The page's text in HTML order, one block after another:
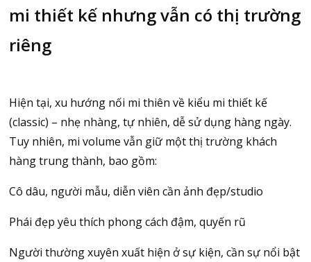
mi thiết kế nhưng vẫn có thị trường
riêng
Hiện tại, xu hướng nối mi thiên về kiểu mi thiết kế
(classic) – nhẹ nhàng, tự nhiên, dễ sử dụng hàng ngày.
Tuy nhiên, mi volume vẫn giữ một thị trường khách
hàng trung thành, bao gồm:
Cô dâu, người mẫu, diễn viên cần ảnh đẹp/studio
Phái đẹp yêu thích phong cách đậm, quyến rũ
Người thường xuyên xuất hiện ở sự kiện, cần sự nổi bật